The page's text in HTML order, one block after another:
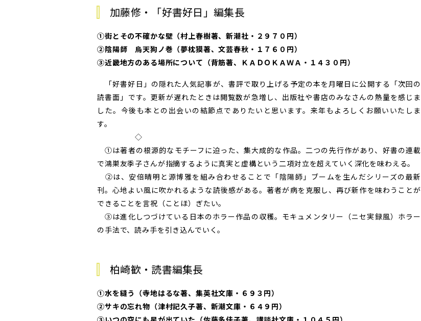
加藤修・「好書好日」編集長
①街とその不確かな壁（村上春樹著、新潮社・２９７０円）
②陰陽師 烏天狗ノ巻（夢枕獏著、文芸春秋・１７６０円）
③近畿地方のある場所について（背筋著、ＫＡＤＯＫＡＷＡ・１４３０円）
「好書好日」の隠れた人気記事が、書評で取り上げる予定の本を月曜日に公開する「次回の
読書面」です。更新が遅れたときは閲覧数が急増し、出版社や書店のみなさんの熱量を感じま
した。今後も本との出会いの結節点でありたいと思います。来年もよろしくお願いいたしま
す。
◇
①は著者の根源的なモチーフに迫った、集大成的な作品。二つの先行作があり、好書の連載
で鴻巣友季子さんが指摘するように真実と虚構という二項対立を超えていく深化を味わえる。
②は、安倍晴明と源博雅を組み合わせることで「陰陽師」ブームを生んだシリーズの最新
刊。心地よい風に吹かれるような読後感がある。著者が病を克服し、再び新作を味わうことが
できることを言祝（ことほ）ぎたい。
③は進化しつづけている日本のホラー作品の収穫。モキュメンタリー（ニセ実録風）ホラー
の手法で、読み手を引き込んでいく。
柏崎歓・読書編集長
①水を縫う（寺地はるな著、集英社文庫・６９３円）
②サキの忘れ物（津村記久子著、新潮文庫・６４９円）